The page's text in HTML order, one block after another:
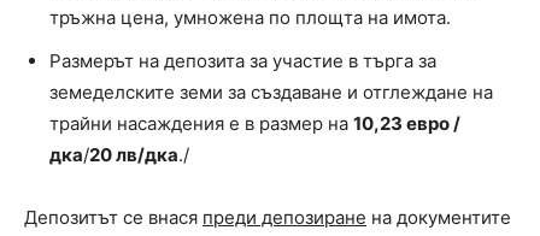
тръжна цена, умножена по площта на имота.
Размерът на депозита за участие в търга за
земеделските земи за създаване и отглеждане на
трайни насаждения е в размер на 10,23 евро /
дка/20 лв/дка./
Депозитът се внася преди депозиране на документите